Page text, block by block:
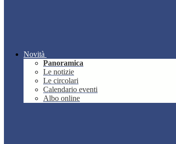
Novità
Panoramica
Le notizie
Le circolari
Calendario eventi
Albo online